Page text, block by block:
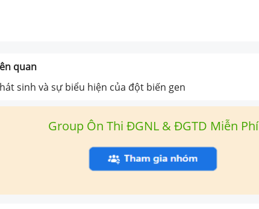
quan
sinh và sự biểu hiện của đột biến gen
Group Ôn Thi ĐGNL & ĐGTD Miễn Phí